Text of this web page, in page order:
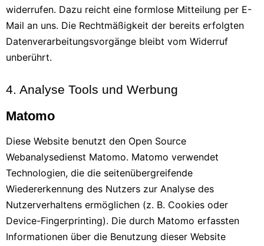
widerrufen. Dazu reicht eine formlose Mitteilung per E-
Mail an uns. Die Rechtmäßigkeit der bereits erfolgten
Datenverarbeitungsvorgänge bleibt vom Widerruf
unberührt.
4. Analyse Tools und Werbung
Matomo
Diese Website benutzt den Open Source
Webanalysedienst Matomo. Matomo verwendet
Technologien, die die seitenübergreifende
Wiedererkennung des Nutzers zur Analyse des
Nutzerverhaltens ermöglichen (z. B. Cookies oder
Device-Fingerprinting). Die durch Matomo erfassten
Informationen über die Benutzung dieser Website